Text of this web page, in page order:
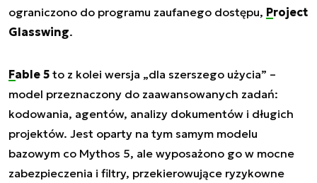
ograniczono do programu zaufanego dostępu, Project
Glasswing.
Fable 5 to z kolei wersja „dla szerszego użycia” –
model przeznaczony do zaawansowanych zadań:
kodowania, agentów, analizy dokumentów i długich
projektów. Jest oparty na tym samym modelu
bazowym co Mythos 5, ale wyposażono go w mocne
zabezpieczenia i filtry, przekierowujące ryzykowne